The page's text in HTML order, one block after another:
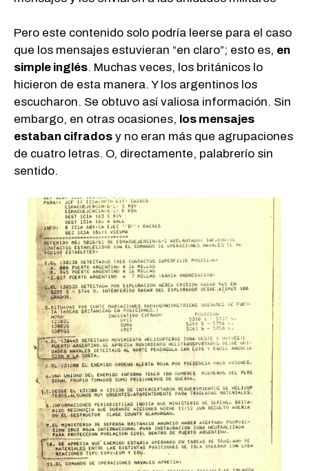
Pero este contenido solo podría leerse para el caso
que los mensajes estuvieran “en claro”; esto es, en
simple inglés. Muchas veces, los británicos lo
hicieron de esta manera. Y los argentinos los
escucharon. Se obtuvo así valiosa información. Sin
embargo, en otras ocasiones, los mensajes
estaban cifrados y no eran más que agrupaciones
de cuatro letras. O, directamente, palabrerío sin
sentido.